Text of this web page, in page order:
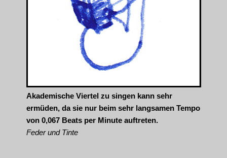
Akademische Viertel zu singen kann sehr
ermüden, da sie nur beim sehr langsamen Tempo
von 0,067 Beats per Minute auftreten.
Feder und Tinte